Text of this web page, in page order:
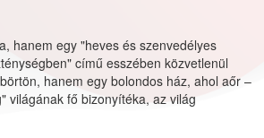
hanem egy "heves és szenvedélyes
című esszében közvetlenül
hanem egy bolondos ház, ahol aőr –
világának fő bizonyítéka, az világ